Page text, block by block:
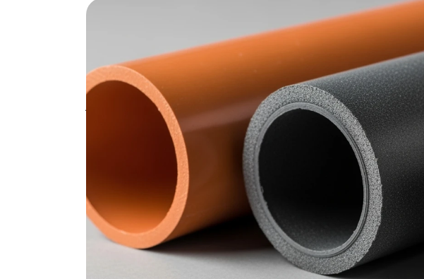
De grootste fout? Kiezen op basis van prijs alleen. Een
duizenden euro's kosten aan reparaties, wateroverlast en zelfs
kiest bewust voor kwaliteit die past bij zijn specifieke situatie.
juiste rioleringsbuis kiest voor jouw project. Of je nu een
complete riolering vervangt - na het lezen weet je exact welk
stijfheidsklasse je nodig hebt.
Zo kiest u tussen PVC, PP of
alternatief voor uw project
Het materiaal bepaalt de levensduur en